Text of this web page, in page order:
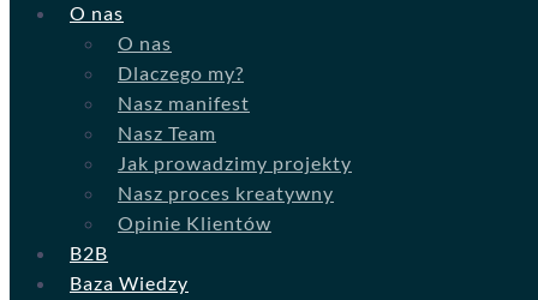
O nas
O nas
Dlaczego my?
Nasz manifest
Nasz Team
Jak prowadzimy projekty
Nasz proces kreatywny
Opinie Klientów
B2B
Baza Wiedzy